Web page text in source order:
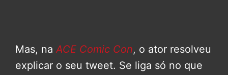
Mas, na ACE Comic Con, o ator resolveu
explicar o seu tweet. Se liga só no que